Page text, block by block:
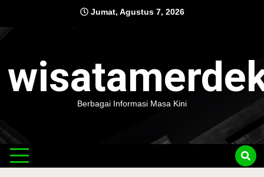
content
Jumat, Agustus 7, 2026
Berbagai Informasi Masa Kini